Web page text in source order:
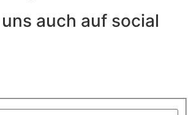
auch auf social